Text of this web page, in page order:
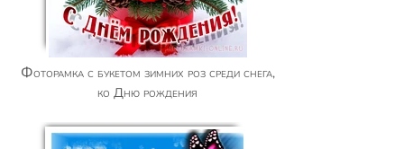
Фоторамка с букетом зимних роз среди снега,
ко Дню рождения